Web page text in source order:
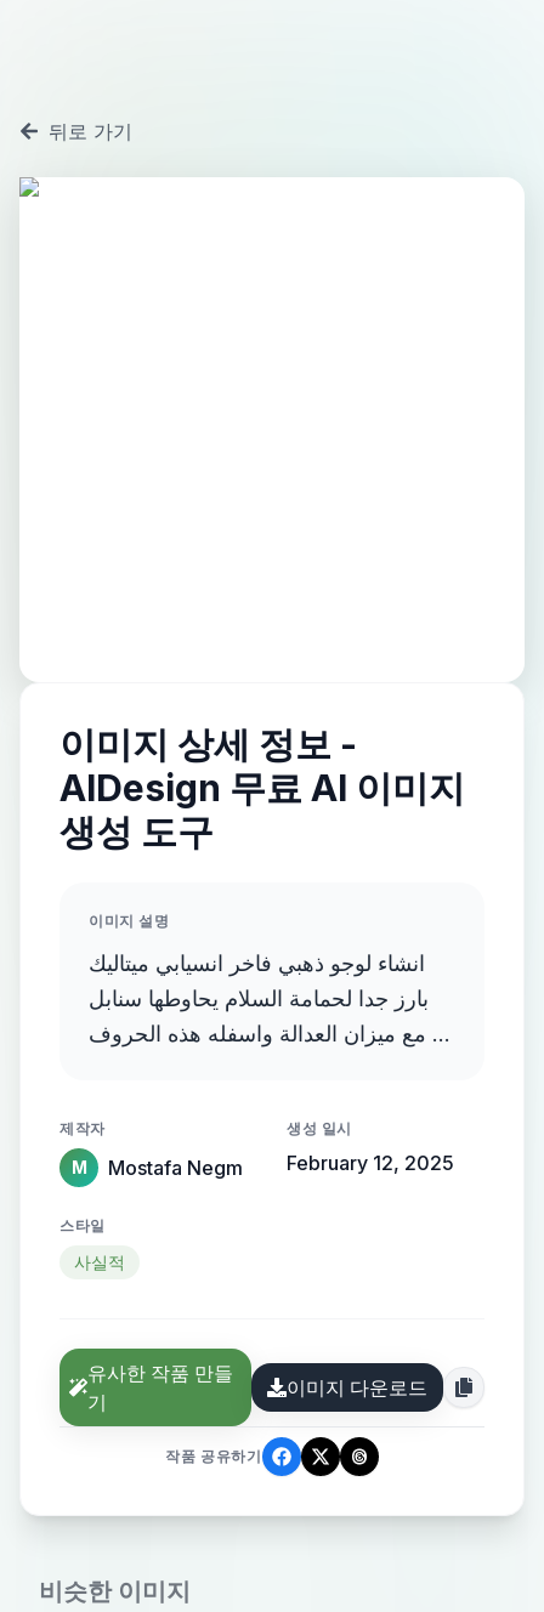
뒤로 가기
이미지 상세 정보 -
AIDesign 무료 AI 이미지
생성 도구
이미지 설명
انشاء لوجو ذهبي فاخر انسيابي ميتاليك
بارز جدا لحمامة السلام يحاوطها سنابل
مع ميزان العدالة واسفله هذه الحروف D
제작자
M Mostafa Negm
생성 일시
February 12, 2025
스타일
사실적
유사한 작품 만들
기
이미지 다운로드
작품 공유하기
비슷한 이미지